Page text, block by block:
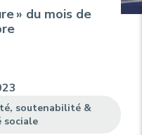
» du mois de
soutenabilité &
sociale